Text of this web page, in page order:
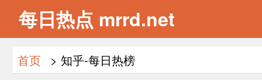
每日热点 mrrd.net
首页 > 知乎-每日热榜